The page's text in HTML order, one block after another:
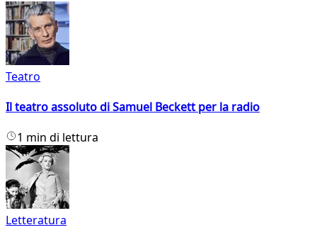
Teatro
Il teatro assoluto di Samuel Beckett per la radio
1 min di lettura
Letteratura